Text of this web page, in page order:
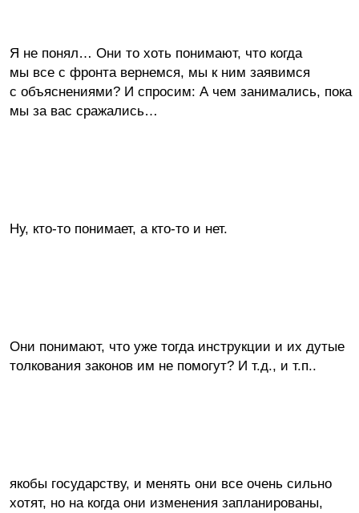
Я не понял… Они то хоть понимают, что когда
мы все с фронта вернемся, мы к ним заявимся
с объяснениями? И спросим: А чем занимались, пока
мы за вас сражались…
Ну, кто-то понимает, а кто-то и нет.
Они понимают, что уже тогда инструкции и их дутые
толкования законов им не помогут? И т.д., и т.п..
якобы государству, и менять они все очень сильно
хотят, но на когда они изменения запланированы,